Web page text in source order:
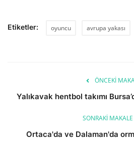
Etiketler: oyuncu avrupa yakası
ÖNCEKI
Yalıkavak hentbol takımı
SONRAKI MAKALE
Ortaca'da ve Dalaman'da